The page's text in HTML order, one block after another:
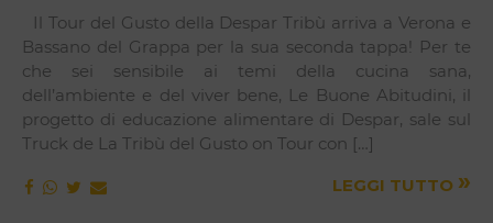
Il Tour del Gusto della Despar Tribù arriva a Verona e
Bassano del Grappa per la sua seconda tappa! Per te
che sei sensibile ai temi della cucina sana,
dell’ambiente e del viver bene, Le Buone Abitudini, il
progetto di educazione alimentare di Despar, sale sul
Truck de La Tribù del Gusto on Tour con […]
LEGGI TUTTO »